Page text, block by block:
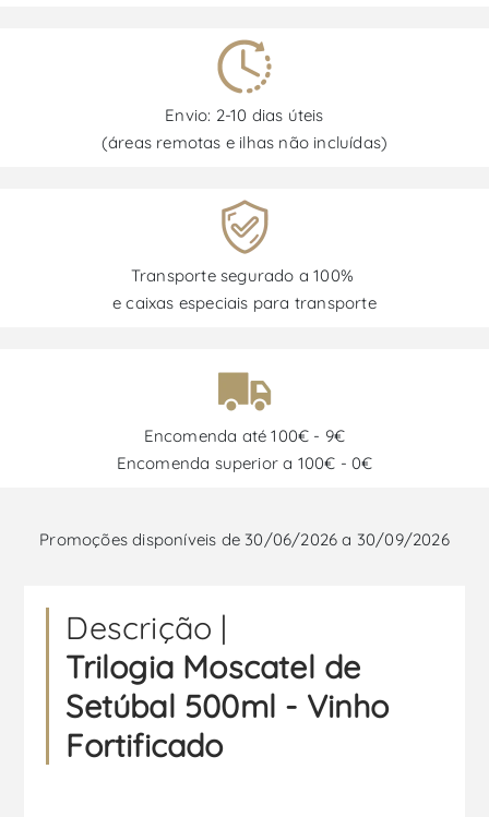
Envio: 2-10 dias úteis
(áreas remotas e ilhas não incluídas)
Transporte segurado a 100%
e caixas especiais para transporte
Encomenda até 100€ - 9€
Encomenda superior a 100€ - 0€
Promoções disponíveis de 30/06/2026 a 30/09/2026
Descrição |
Trilogia Moscatel de
Setúbal 500ml - Vinho
Fortificado